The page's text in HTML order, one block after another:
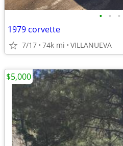
• • •
1979 corvette
7/17 74k mi VILLANUEVA
$5,000